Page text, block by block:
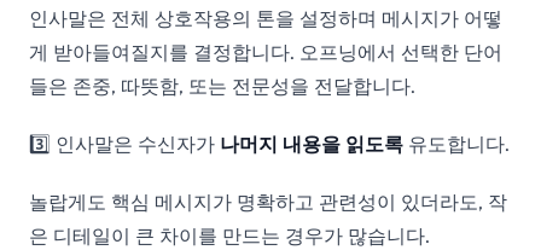
인사말은 전체 상호작용의 톤을 설정하며 메시지가 어떻
게 받아들여질지를 결정합니다. 오프닝에서 선택한 단어
들은 존중, 따뜻함, 또는 전문성을 전달합니다.
3️⃣ 인사말은 수신자가 나머지 내용을 읽도록 유도합니다.
놀랍게도 핵심 메시지가 명확하고 관련성이 있더라도, 작
은 디테일이 큰 차이를 만드는 경우가 많습니다.